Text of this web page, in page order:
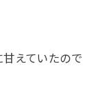
えていたので